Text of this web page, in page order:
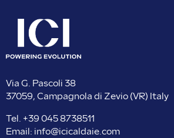
Via G. Pascoli 38
37059, Campagnola di Zevio (VR) Italy
Tel. +39 045 8738511
Email: info@icicaldaie.com